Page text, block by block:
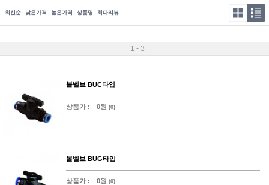
최신순 낮은가격 높은가격 상품명 최다리뷰
1 - 3
볼벨브 BUC타입
상품가 : 0원 (0)
볼벨브 BUG타입
상품가 : 0원 (0)